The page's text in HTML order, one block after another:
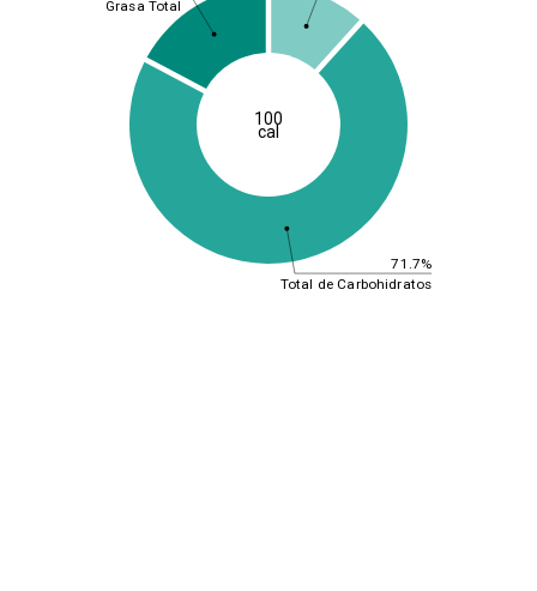
71.7%
Total de Carbohidratos
Grasa Total
100
cal